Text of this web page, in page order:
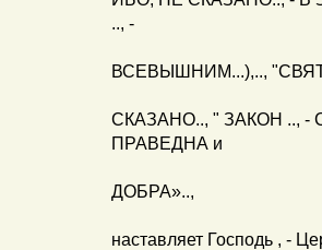
.., -
ВСЕВЫШНИМ...),..,
СКАЗАНО.., " ЗАКОН ..,
ПРАВЕДНА и
ДОБРА»..,
наставляет Господь , -